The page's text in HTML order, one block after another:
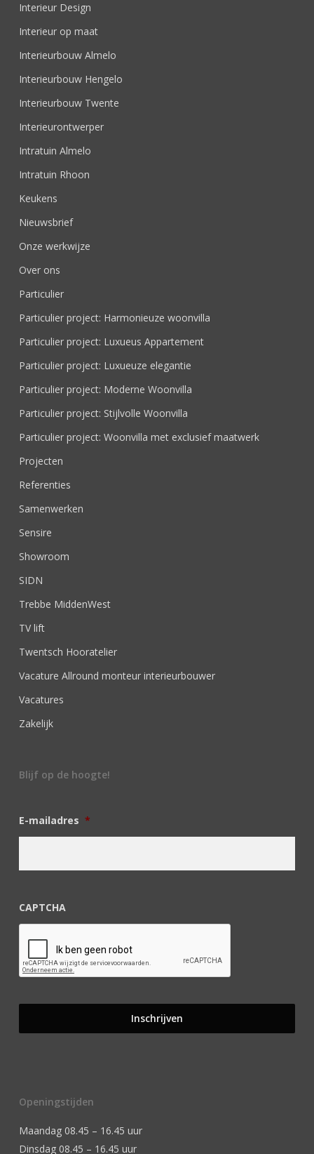
Interieur Design
Interieur op maat
Interieurbouw Almelo
Interieurbouw Hengelo
Interieurbouw Twente
Interieurontwerper
Intratuin Almelo
Intratuin Rhoon
Keukens
Nieuwsbrief
Onze werkwijze
Over ons
Particulier
Particulier project: Harmonieuze woonvilla
Particulier project: Luxueus Appartement
Particulier project: Luxueuze elegantie
Particulier project: Moderne Woonvilla
Particulier project: Stijlvolle Woonvilla
Particulier project: Woonvilla met exclusief maatwerk
Projecten
Referenties
Samenwerken
Sensire
Showroom
SIDN
Trebbe MiddenWest
TV lift
Twentsch Hooratelier
Vacature Allround monteur interieurbouwer
Vacatures
Zakelijk
Blijf op de hoogte!
E-mailadres *
CAPTCHA
Openingstijden
Maandag 08.45 – 16.45 uur
Dinsdag 08.45 – 16.45 uur